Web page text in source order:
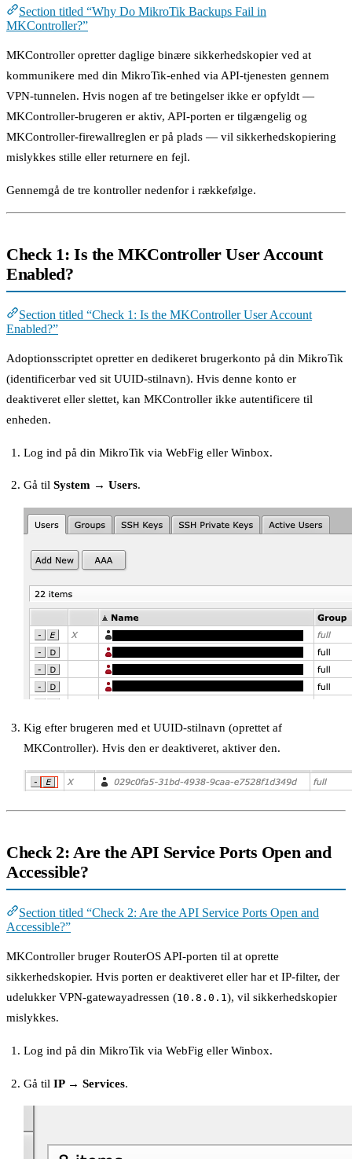
Section titled “Why Do MikroTik Backups Fail in
MKController?”
MKController opretter daglige binære sikkerhedskopier ved at
kommunikere med din MikroTik-enhed via API-tjenesten gennem
VPN-tunnelen. Hvis nogen af tre betingelser ikke er opfyldt —
MKController-brugeren er aktiv, API-porten er tilgængelig og
MKController-firewallreglen er på plads — vil sikkerhedskopiering
mislykkes stille eller returnere en fejl.
Gennemgå de tre kontroller nedenfor i rækkefølge.
Check 1: Is the MKController User Account
Enabled?
Section titled “Check 1: Is the MKController User Account
Enabled?”
Adoptionsscriptet opretter en dedikeret brugerkonto på din MikroTik
(identificerbar ved sit UUID-stilnavn). Hvis denne konto er
deaktiveret eller slettet, kan MKController ikke autentificere til
enheden.
Log ind på din MikroTik via WebFig eller Winbox.
Gå tilSystem → Users.
Kig efter brugeren med et UUID-stilnavn (oprettet af
MKController). Hvis den er deaktiveret, aktiver den.
Check 2: Are the API Service Ports Open and
Accessible?
Section titled “Check 2: Are the API Service Ports Open and
Accessible?”
MKController bruger RouterOS API-porten til at oprette
sikkerhedskopier. Hvis porten er deaktiveret eller har et IP-filter, der
udelukker VPN-gatewayadressen (10.8.0.1), vil sikkerhedskopier
mislykkes.
Log ind på din MikroTik via WebFig eller Winbox.
Gå tilIP → Services.